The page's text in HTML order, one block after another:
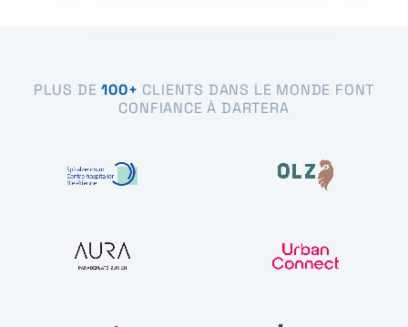
PLUS DE100+ CLIENTS DANS LE MONDE FONT
CONFIANCE À DARTERA